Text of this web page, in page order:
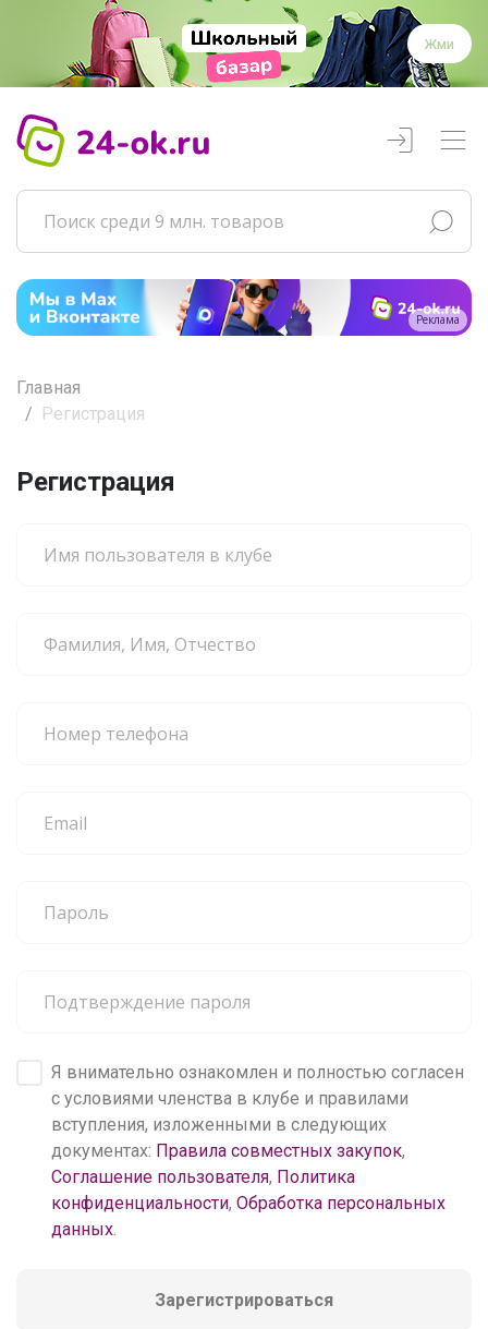
Жми
Реклама
Главная
Регистрация
Регистрация
Я внимательно ознакомлен и полностью согласен
с условиями членства в клубе и правилами
вступления, изложенными в следующих
документах: Правила совместных закупок,
Соглашение пользователя, Политика
конфиденциальности, Обработка персональных
данных
Зарегистрироваться